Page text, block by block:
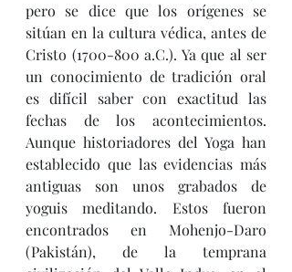
pero se dice que los orígenes se
sitúan en la cultura védica, antes de
Cristo (1700-800 a.C.). Ya que al ser
un conocimiento de tradición oral
es difícil saber con exactitud las
fechas de los acontecimientos.
Aunque historiadores del Yoga han
establecido que las evidencias más
antiguas son unos grabados de
yoguis meditando. Estos fueron
encontrados en Mohenjo-Daro
(Pakistán), de la temprana